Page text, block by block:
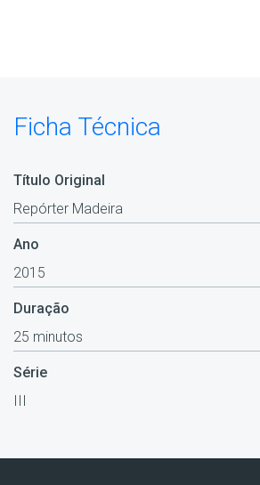
Ficha Técnica
Título Original
Repórter Madeira
Ano
2015
Duração
25 minutos
Série
III